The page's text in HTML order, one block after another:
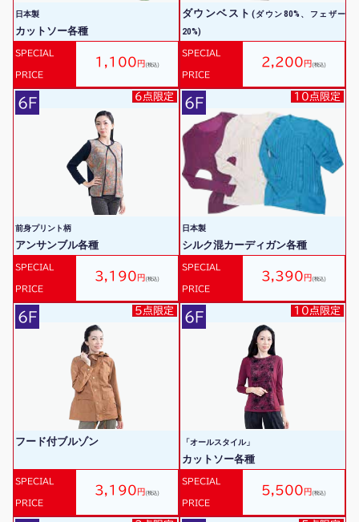
日本製
カットソー各種
SPECIAL
PRICE
1,100 円 (税込)
ダウンベスト (ダウン80%、フェザー
20%)
SPECIAL
PRICE
2,200 円 (税込)
6F 6点限定
前身プリント柄
アンサンブル各種
SPECIAL
PRICE
3,190 円 (税込)
6F 10点限定
日本製
シルク混カーディガン各種
SPECIAL
PRICE
3,390 円 (税込)
6F 5点限定
フード付ブルゾン
SPECIAL
PRICE
3,190 円 (税込)
6F 10点限定
「オールスタイル」
カットソー各種
SPECIAL
PRICE
5,500 円 (税込)